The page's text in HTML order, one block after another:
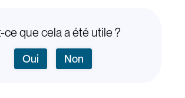
ce que cela a été utile ?
Oui Non